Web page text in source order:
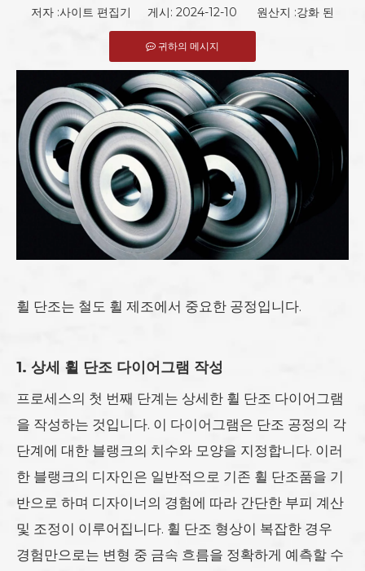
저자 :사이트 편집기 게시: 2024-12-10 원산지 :강화 된
귀하의 메시지
휠 단조는 철도 휠 제조에서 중요한 공정입니다.
1. 상세 휠 단조 다이어그램 작성
프로세스의 첫 번째 단계는 상세한 휠 단조 다이어그램
을 작성하는 것입니다. 이 다이어그램은 단조 공정의 각
단계에 대한 블랭크의 치수와 모양을 지정합니다. 이러
한 블랭크의 디자인은 일반적으로 기존 휠 단조품을 기
반으로 하며 디자이너의 경험에 따라 간단한 부피 계산
및 조정이 이루어집니다. 휠 단조 형상이 복잡한 경우
경험만으로는 변형 중 금속 흐름을 정확하게 예측할 수